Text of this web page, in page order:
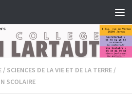
/ SCIENCES DE LA VIE ET DE LA TERRE /
SCOLAIRE